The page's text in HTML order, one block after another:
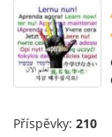
Příspěvky: 210